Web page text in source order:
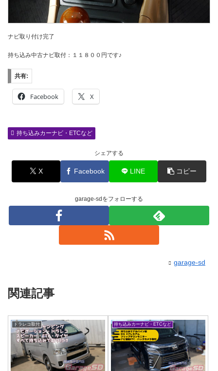
ナビ取り付け完了
持ち込み中古ナビ取付：１１８００円です♪
共有:
Facebook X
持ち込みカーナビ・ETCなど
シェアする
X Facebook LINE コピー
garage-sdをフォローする
garage-sd
関連記事
ドラレコ取付 持ち込みカーナビ・ETCなど